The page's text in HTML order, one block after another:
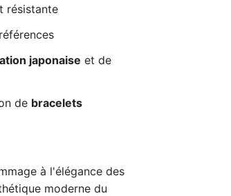
résistante
japonaise et de
de bracelets
à l'élégance des
moderne du